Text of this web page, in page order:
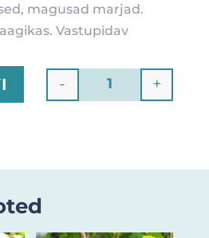
magusad marjad.
Vastupidav
Quantity
- +